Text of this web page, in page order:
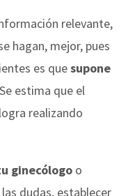
relevante,
hagan, mejor, pues
es quesupone
Se estima que el
realizando
ginecólogo o
dudas, establecer